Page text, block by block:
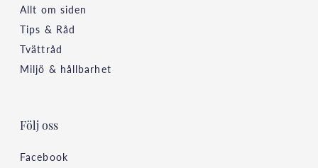
Allt om siden
Tips & Råd
Tvättråd
Miljö & hållbarhet
Följ oss
Facebook